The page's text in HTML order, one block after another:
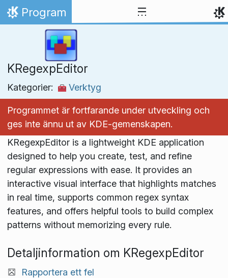
Gå till innehåll
Hem
Program
KRegexpEditor
Kategorier: Verktyg
Programmet är fortfarande under utveckling och
ges inte ännu ut av KDE-gemenskapen.
KRegexpEditor is a lightweight KDE application
designed to help you create, test, and refine
regular expressions with ease. It provides an
interactive visual interface that highlights matches
in real time, supports common regex syntax
features, and offers helpful tools to build complex
patterns without memorizing every rule.
Detaljinformation om KRegexpEditor
Rapportera ett fel